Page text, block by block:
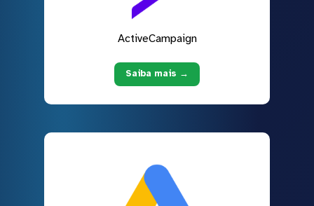
ActiveCampaign
Saiba mais →